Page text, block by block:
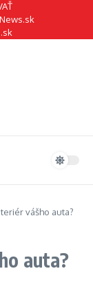
News.sk
vášho auta?
auta?